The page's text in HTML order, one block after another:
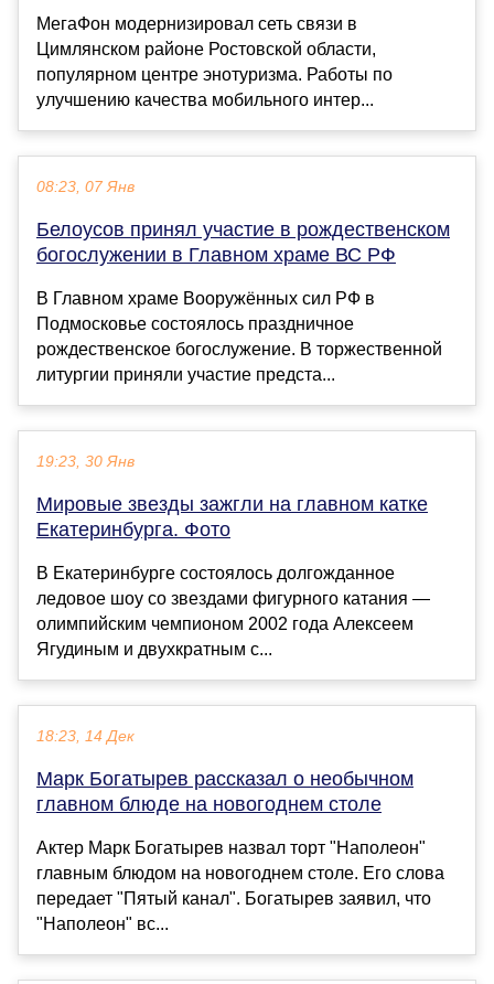
МегаФон модернизировал сеть связи в
Цимлянском районе Ростовской области,
популярном центре энотуризма. Работы по
улучшению качества мобильного интер...
08:23, 07 Янв
Белоусов принял участие в рождественском
богослужении в Главном храме ВС РФ
В Главном храме Вооружённых сил РФ в
Подмосковье состоялось праздничное
рождественское богослужение. В торжественной
литургии приняли участие предста...
19:23, 30 Янв
Мировые звезды зажгли на главном катке
Екатеринбурга. Фото
В Екатеринбурге состоялось долгожданное
ледовое шоу со звездами фигурного катания —
олимпийским чемпионом 2002 года Алексеем
Ягудиным и двухкратным с...
18:23, 14 Дек
Марк Богатырев рассказал о необычном
главном блюде на новогоднем столе
Актер Марк Богатырев назвал торт "Наполеон"
главным блюдом на новогоднем столе. Его слова
передает "Пятый канал". Богатырев заявил, что
"Наполеон" вс...